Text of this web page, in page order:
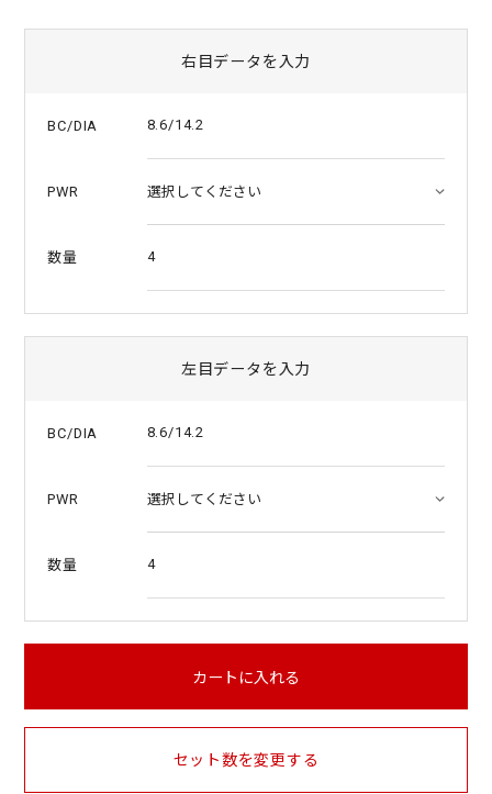
右目データを入力
BC/DIA 8.6/14.2
PWR
数量 4
左目データを入力
BC/DIA 8.6/14.2
PWR
数量 4
カートに入れる
セット数を変更する